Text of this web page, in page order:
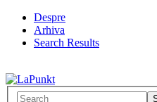
Despre
Arhiva
Search Results